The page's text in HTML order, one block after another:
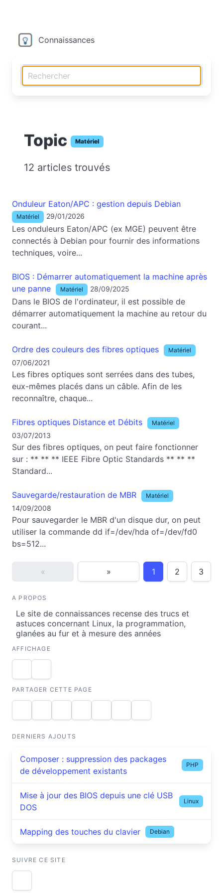
Connaissances
Topic Matériel
12 articles trouvés
Onduleur Eaton/APC : gestion depuis Debian
Matériel 29/01/2026
Les onduleurs Eaton/APC (ex MGE) peuvent être
connectés à Debian pour fournir des informations
techniques, voire...
BIOS : Démarrer automatiquement la machine après
une panne
Matériel 28/09/2025
Dans le BIOS de l'ordinateur, il est possible de
démarrer automatiquement la machine au retour du
courant...
Ordre des couleurs des fibres optiques Matériel
07/06/2021
Les fibres optiques sont serrées dans des tubes,
eux-mêmes placés dans un câble. Afin de les
reconnaître, chaque...
Fibres optiques Distance et Débits Matériel
03/07/2013
Sur des fibres optiques, on peut faire fonctionner
sur : ** ** ** IEEE Fibre Optic Standards ** ** **
Standard...
Sauvegarde/restauration de MBR Matériel
14/09/2008
Pour sauvegarder le MBR d'un disque dur, on peut
utiliser la commande dd if=/dev/hda of=/dev/fd0
bs=512...
« » 1 2 3
A PROPOS
Le site de connaissances recense des trucs et
astuces concernant Linux, la programmation,
glanées au fur et à mesure des années
AFFICHAGE
PARTAGER CETTE PAGE
DERNIERS AJOUTS
Composer : suppression des packages
de développement existants
PHP
Mise à jour des BIOS depuis une clé USB
DOS
Linux
Mapping des touches du clavier Debian
SUIVRE CE SITE